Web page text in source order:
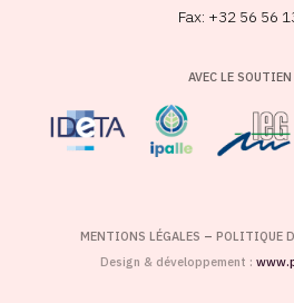
Fax: +32 56 56
AVEC LE SOUTIEN
MENTIONS LÉGALES –POLITIQUE
Design & développement :